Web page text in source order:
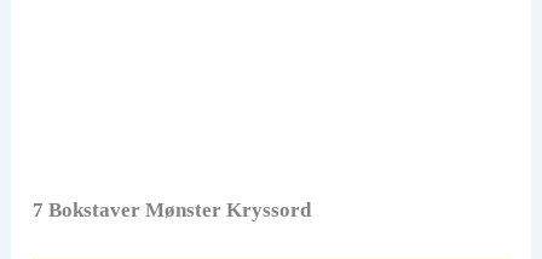
7 Bokstaver Mønster Kryssord